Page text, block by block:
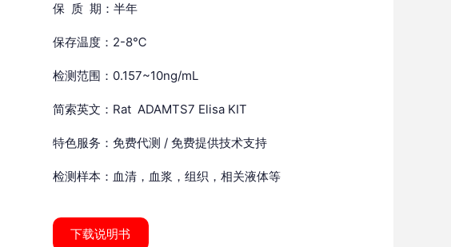
保 质 期：半年
保存温度：2-8℃
检测范围：0.157~10ng/mL
简索英文：Rat ADAMTS7 Elisa KIT
特色服务：免费代测 / 免费提供技术支持
检测样本：血清，血浆，组织，相关液体等
下载说明书